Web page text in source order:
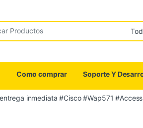
Como comprar Soporte Y
inmediata #Cisco #Wap571